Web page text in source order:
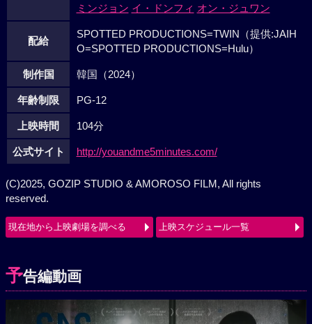
ミンジョン イ・ドンフィ オン・ジュワン
配給
SPOTTED PRODUCTIONS=TWIN（提供:JAIH
O=SPOTTED PRODUCTIONS=Hulu）
制作国 韓国（2024）
年齢制限 PG-12
上映時間 104分
公式サイト http://youandme5minutes.com/
(C)2025, GOZIP STUDIO & AMOROSO FILM, All rights
reserved.
現在地から上映劇場を調べる 上映スケジュール一覧
予告編動画